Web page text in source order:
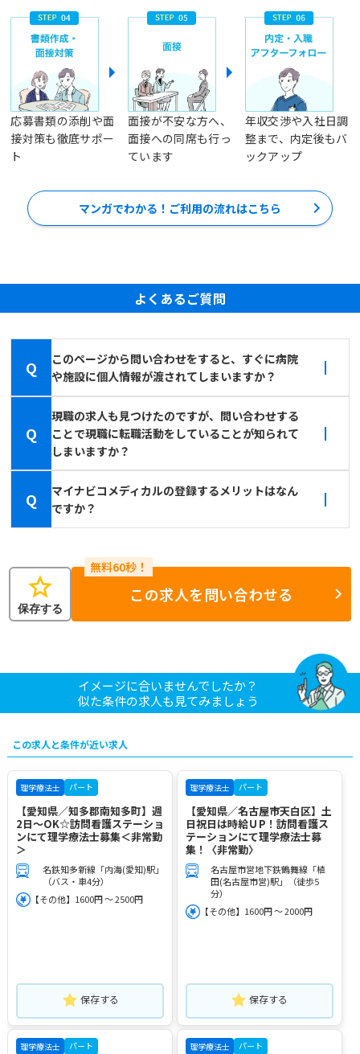
応募書類の添削や面
接対策も徹底サポー
ト
面接が不安な方へ、
面接への同席も行っ
ています
年収交渉や入社日調
整まで、内定後もバ
ックアップ
マンガでわかる！ご利用の流れはこちら
よくあるご質問
Q
このページから問い合わせをすると、すぐに病院
や施設に個人情報が渡されてしまいますか？
Q
現職の求人も見つけたのですが、問い合わせする
ことで現職に転職活動をしていることが知られて
しまいますか？
Q
マイナビコメディカルの登録するメリットはなん
ですか？
star
保存する
この求人を問い合わせる
イメージに合いませんでしたか？
似た条件の求人も見てみましょう
この求人と条件が近い求人
理学療法士 パート
【愛知県／知多郡南知多町】週
2日～OK☆訪問看護ステーショ
ンにて理学療法士募集＜非常勤
＞
名鉄知多新線「内海(愛知)駅」
（バス・車4分）
【その他】1600円 ～ 2500円
保存する
理学療法士 パート
【愛知県／名古屋市天白区】土
日祝日は時給ＵP！訪問看護ス
テーションにて理学療法士募
集！〈非常勤〉
名古屋市営地下鉄鶴舞線「植
田(名古屋市営)駅」（徒歩5
分）
【その他】1600円 ～ 2000円
保存する
理学療法士 パート 理学療法士 パート